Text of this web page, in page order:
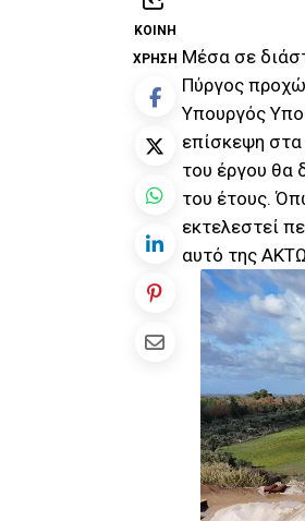
ΚΟΙΝΉ
ΧΡΉΣΗ Μέσα σε
Πύργος
Υπουργός
επίσκεψη στα
του έργου θα
του έτους.
εκτελεστεί
αυτό της